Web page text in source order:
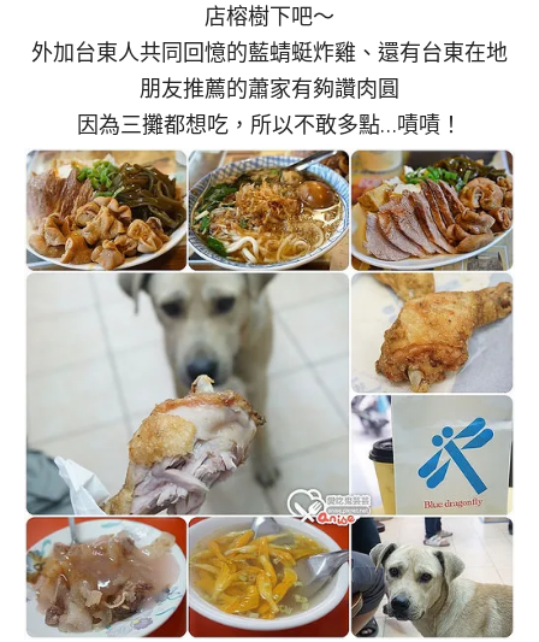
店榕樹下吧～
外加台東人共同回憶的藍蜻蜓炸雞、還有台東在地
朋友推薦的蕭家有夠讚肉圓
因為三攤都想吃，所以不敢多點…嘖嘖！